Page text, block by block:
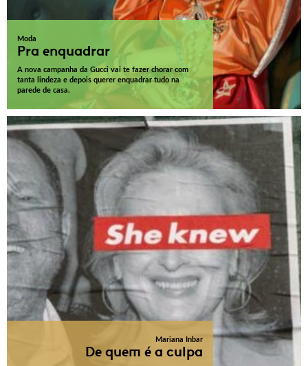
Moda
Pra enquadrar
A nova campanha da Gucci vai te fazer chorar com
tanta lindeza e depois querer enquadrar tudo na
parede de casa.
Mariana Inbar
De quem é a culpa